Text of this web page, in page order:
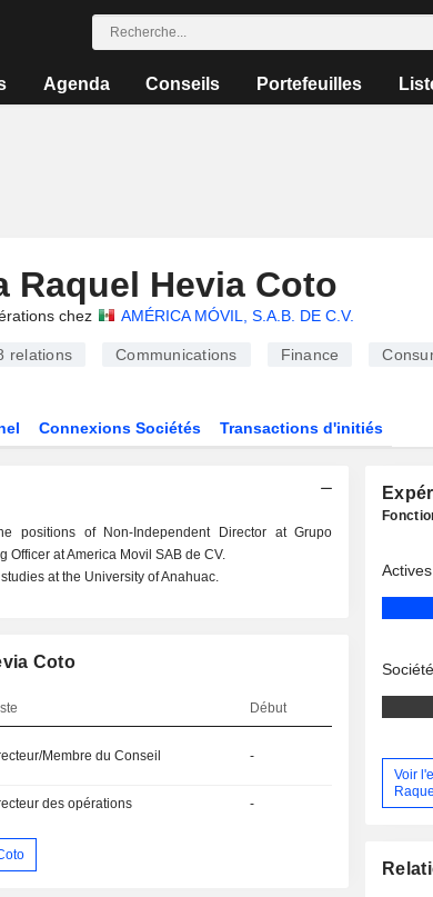
Agenda Conseils Portefeuilles
Raquel Hevia Coto
chez AMÉRICA MÓVIL, S.A.B. DE C.V.
relations Communications Finance
Connexions Sociétés Transactions d'initiés
positions of Non-Independent Director at Grupo
Officer at America Movil SAB de CV.
at the University of Anahuac.
Coto
Début
Membre du Conseil -
des opérations -
Actives
Voir